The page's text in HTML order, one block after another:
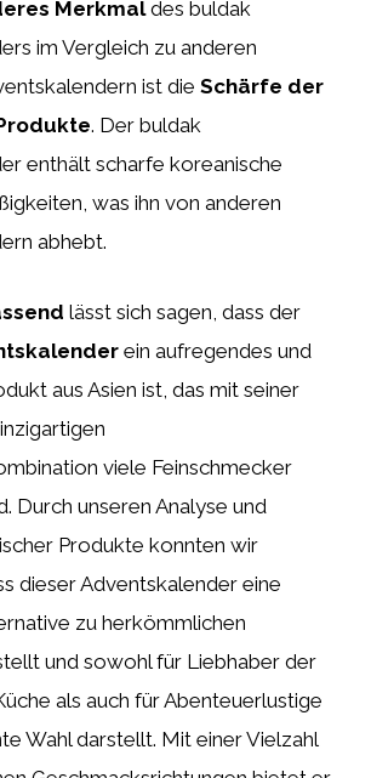
Merkmaldes buldak
im Vergleich zu anderen
ist die Schärfe der
. Der buldak
enthält scharfe koreanische
was ihn von anderen
abhebt.
lässt sich sagen, dass der
ein aufregendes und
aus Asien ist, das mit seiner
viele Feinschmecker
Durch unseren Analyse und
Produkte konnten wir
dieser Adventskalender eine
zu herkömmlichen
und sowohl für Liebhaber der
als auch für Abenteuerlustige
Wahl darstellt. Mit einer Vielzahl